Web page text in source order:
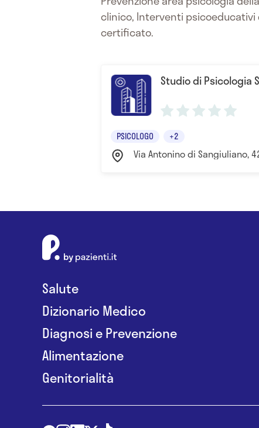
clinico, Interventi psicoeducativi
certificato.
Studio di Psicologia
PSICOLOGO +2
Via Antonino di Sangiuliano,
Salute
Dizionario Medico
Diagnosi e Prevenzione
Alimentazione
Genitorialità